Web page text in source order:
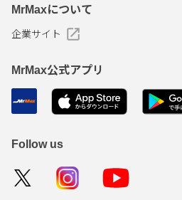
MrMaxについて
企業サイト
MrMax公式アプリ
Follow us